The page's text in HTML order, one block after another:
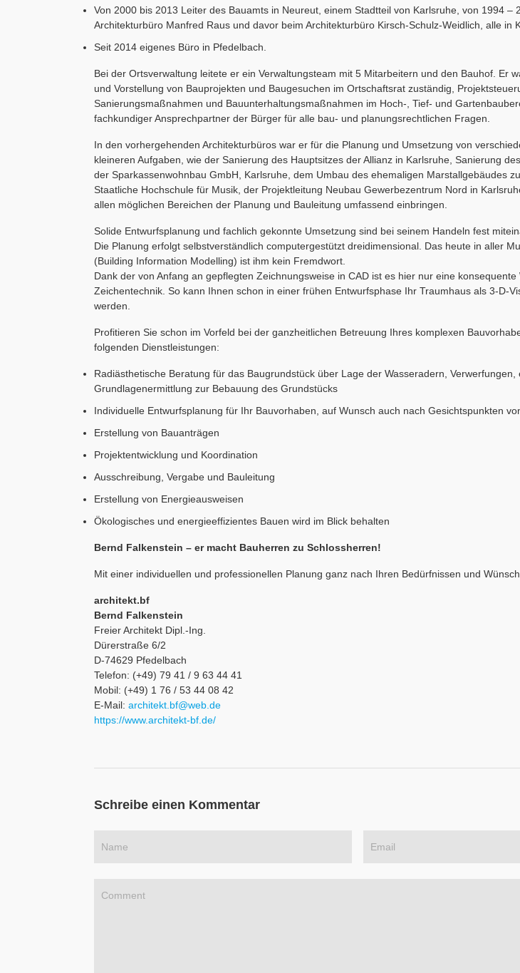
Von 2000 bis 2013 Leiter des Bauamts in Neureut, einem Stadtteil von Karlsruhe, von 1994 –
Architekturbüro Manfred Raus und davor beim Architekturbüro Kirsch-Schulz-Weidlich, alle in
Seit 2014 eigenes Büro in Pfedelbach.
Bei der Ortsverwaltung leitete er ein Verwaltungsteam mit 5 Mitarbeitern und den Bauhof. Er
und Vorstellung von Bauprojekten und Baugesuchen im Ortschaftsrat zuständig,
Sanierungsmaßnahmen und Bauunterhaltungsmaßnahmen im Hoch-, Tief- und
fachkundiger Ansprechpartner der Bürger für alle bau- und planungsrechtlichen Fragen.
In den vorhergehenden Architekturbüros war er für die Planung und Umsetzung von
kleineren Aufgaben, wie der Sanierung des Hauptsitzes der Allianz in Karlsruhe, Sanierung
der Sparkassenwohnbau GmbH, Karlsruhe, dem Umbau des ehemaligen Marstallgebäudes
Staatliche Hochschule für Musik, der Projektleitung Neubau Gewerbezentrum Nord in
allen möglichen Bereichen der Planung und Bauleitung umfassend einbringen.
Solide Entwurfsplanung und fachlich gekonnte Umsetzung sind bei seinem Handeln fest
Die Planung erfolgt selbstverständlich computergestützt dreidimensional. Das heute in aller
(Building Information Modelling) ist ihm kein Fremdwort.
Dank der von Anfang an gepflegten Zeichnungsweise in CAD ist es hier nur eine
Zeichentechnik. So kann Ihnen schon in einer frühen Entwurfsphase Ihr Traumhaus als 3-D-
werden.
Profitieren Sie schon im Vorfeld bei der ganzheitlichen Betreuung Ihres komplexen
folgenden Dienstleistungen:
Radiästhetische Beratung für das Baugrundstück über Lage der Wasseradern, Verwerfungen,
Grundlagenermittlung zur Bebauung des Grundstücks
Individuelle Entwurfsplanung für Ihr Bauvorhaben, auf Wunsch auch nach Gesichtspunkten
Erstellung von Bauanträgen
Projektentwicklung und Koordination
Ausschreibung, Vergabe und Bauleitung
Erstellung von Energieausweisen
Ökologisches und energieeffizientes Bauen wird im Blick behalten
Bernd Falkenstein – er macht Bauherren zu Schlossherren!
Mit einer individuellen und professionellen Planung ganz nach Ihren Bedürfnissen und
architekt.bf
Bernd Falkenstein
Freier Architekt Dipl.-Ing.
Dürerstraße 6/2
D-74629 Pfedelbach
Telefon: (+49) 79 41 / 9 63 44 41
Mobil: (+49) 1 76 / 53 44 08 42
E-Mail: architekt.bf@web.de
https://www.architekt-bf.de/
Schreibe einen Kommentar